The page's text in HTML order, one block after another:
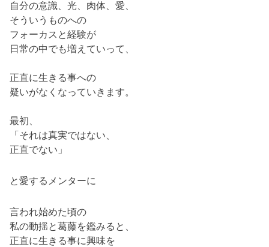
自分の意識、光、肉体、愛、
そういうものへの
フォーカスと経験が
日常の中でも増えていって、
正直に生きる事への
疑いがなくなっていきます。
最初、
「それは真実ではない、
正直でない」
と愛するメンターに
言われ始めた頃の
私の動揺と葛藤を鑑みると、
正直に生きる事に興味を